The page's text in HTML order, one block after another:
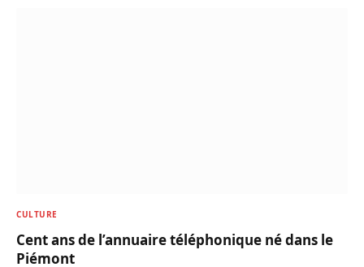
CULTURE
Cent ans de l’annuaire téléphonique né dans le
Piémont